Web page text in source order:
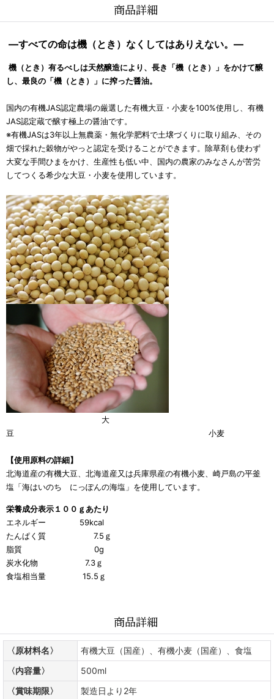
商品詳細
―すべての命は機（とき）なくしてはありえない。―
機（とき）有るべしは天然醸造により、長き「機（とき）」をかけて醸
し、最良の「機（とき）」に搾った醤油。
国内の有機JAS認定農場の厳選した有機大豆・小麦を100%使用し、有機
JAS認定蔵で醸す極上の醤油です。
※有機JASは3年以上無農薬・無化学肥料で土壌づくりに取り組み、その
畑で採れた穀物がやっと認定を受けることができます。除草剤も使わず
大変な手間ひまをかけ、生産性も低い中、国内の農家のみなさんが苦労
してつくる希少な大豆・小麦を使用しています。
大
豆
小麦
【使用原料の詳細】
北海道産の有機大豆、北海道産又は兵庫県産の有機小麦、崎戸島の平釜
塩「海はいのち にっぽんの海塩」を使用しています。
栄養成分表示１００ｇあたり
エネルギー 59kcal
たんぱく質 7.5ｇ
脂質 0g
炭水化物 7.3ｇ
食塩相当量 15.5ｇ
商品詳細
〈原材料名〉
有機大豆（国産）、有機小麦（国産）、食塩
〈内容量〉
500ml
〈賞味期限〉
製造日より2年